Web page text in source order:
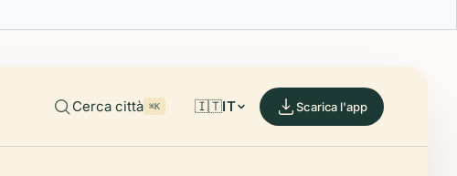
Cerca città ⌘K 🇮🇹IT Scarica l'app